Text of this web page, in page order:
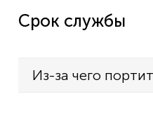
Срок службы
Из-за чего